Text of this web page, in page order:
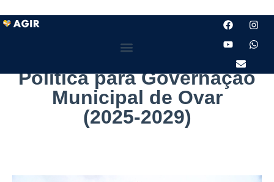
Acordo de Colaboração
Política para Governação
Municipal de Ovar
(2025-2029)